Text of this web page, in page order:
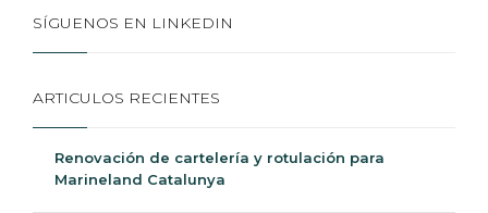
SÍGUENOS EN LINKEDIN
ARTICULOS RECIENTES
Renovación de cartelería y rotulación para
Marineland Catalunya